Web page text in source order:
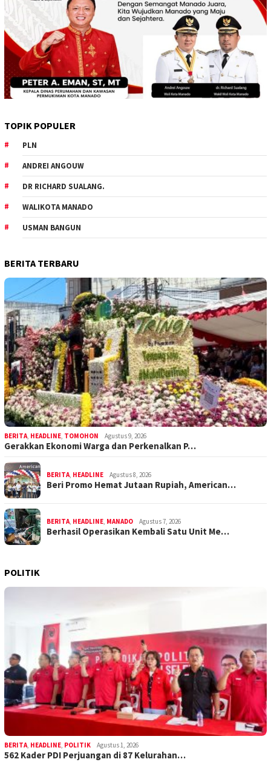
TOPIK POPULER
PLN
ANDREI ANGOUW
DR RICHARD SUALANG.
WALIKOTA MANADO
USMAN BANGUN
BERITA TERBARU
BERITA, HEADLINE, TOMOHON Agustus 9, 2026
Gerakkan Ekonomi Warga dan Perkenalkan P…
BERITA, HEADLINE Agustus 8, 2026
Beri Promo Hemat Jutaan Rupiah, American…
BERITA, HEADLINE, MANADO Agustus 7, 2026
Berhasil Operasikan Kembali Satu Unit Me…
POLITIK
BERITA, HEADLINE, POLITIK Agustus 1, 2026
562 Kader PDI Perjuangan di 87 Kelurahan…